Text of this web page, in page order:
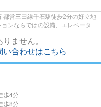
都営三田線千石駅徒歩2分の好立地
ンならではの設備、エレベータ
ません。
い合わせはこちら
歩4分
歩8分